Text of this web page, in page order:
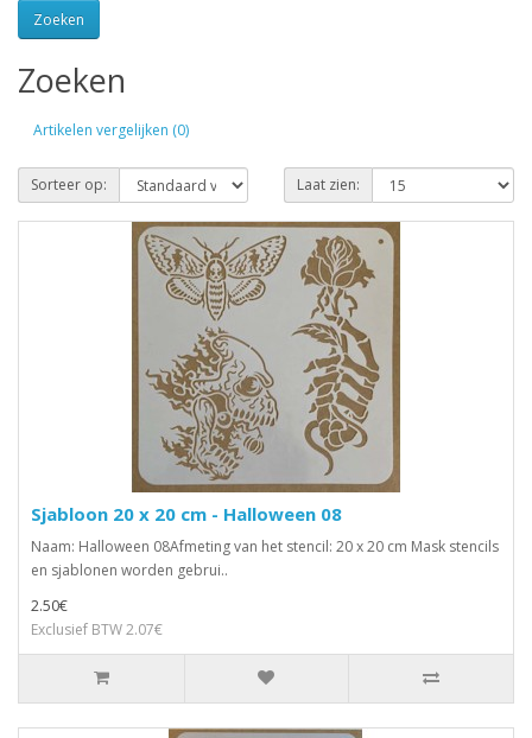
Zoeken
Artikelen vergelijken (0)
Sorteer op: Laat zien:
Sjabloon 20 x 20 cm - Halloween 08
Naam: Halloween 08Afmeting van het stencil: 20 x 20 cm Mask stencils
en sjablonen worden gebrui..
2.50€
Exclusief BTW 2.07€